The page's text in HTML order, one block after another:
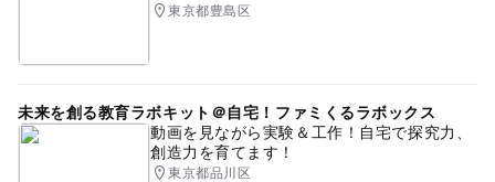
東京都豊島区
未来を創る教育ラボキット＠自宅！ファミくるラボックス
動画を見ながら実験＆工作！自宅で探究力、
創造力を育てます！
東京都品川区